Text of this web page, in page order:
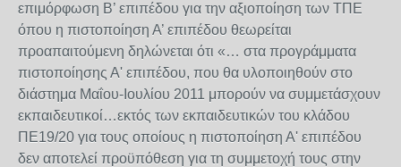
επιμόρφωση Β’ επιπέδου για την αξιοποίηση των ΤΠΕ
όπου η πιστοποίηση Α’ επιπέδου θεωρείται
προαπαιτούμενη δηλώνεται ότι «… στα προγράμματα
πιστοποίησης Α' επιπέδου, που θα υλοποιηθούν στο
διάστημα Μαΐου-Ιουλίου 2011 μπορούν να συμμετάσχουν
εκπαιδευτικοί…εκτός των εκπαιδευτικών του κλάδου
ΠΕ19/20 για τους οποίους η πιστοποίηση Α' επιπέδου
δεν αποτελεί προϋπόθεση για τη συμμετοχή τους στην